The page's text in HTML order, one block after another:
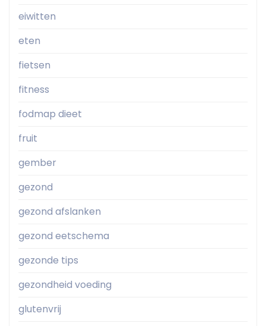
eiwitten
eten
fietsen
fitness
fodmap dieet
fruit
gember
gezond
gezond afslanken
gezond eetschema
gezonde tips
gezondheid voeding
glutenvrij